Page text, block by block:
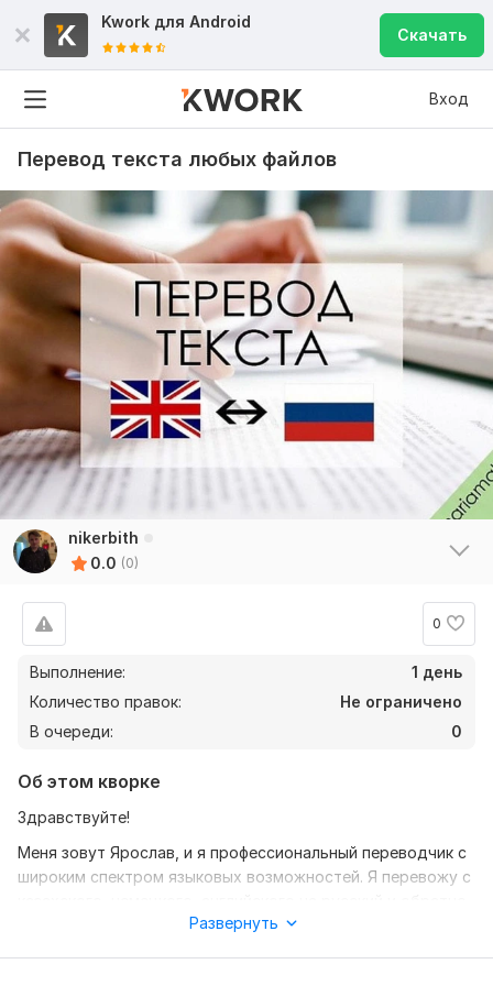
Kwork для Android
Скачать
Вход
Перевод текста любых файлов
nikerbith
0.0 (0)
0
Выполнение:
1 день
Количество правок:
Не ограничено
В очереди:
0
Об этом кворке
Здравствуйте!
Меня зовут Ярослав, и я профессиональный переводчик с
широким спектром языковых возможностей. Я перевожу с
Мой опыт охватывает множество жанров и форматов,
Развернуть